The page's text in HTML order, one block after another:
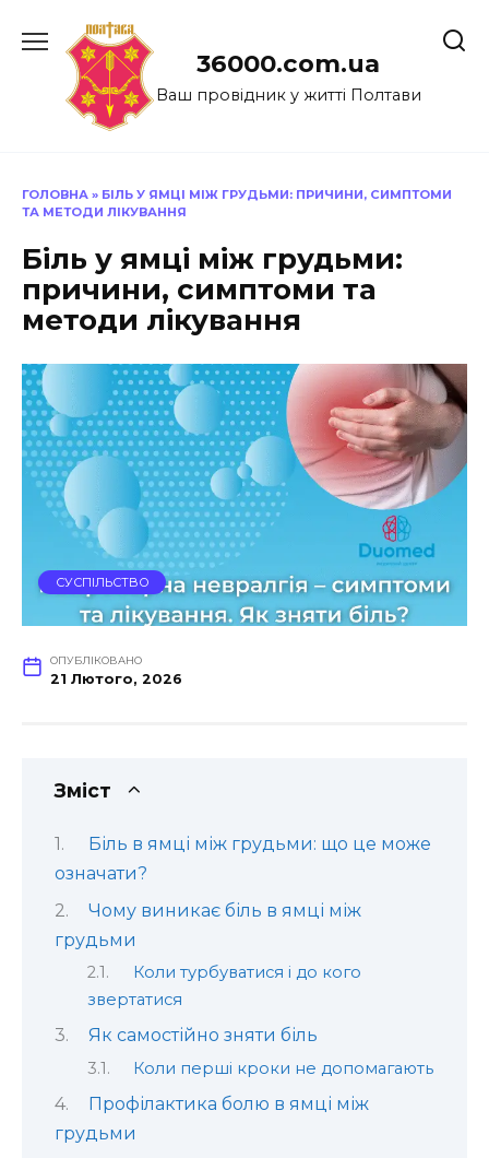
до
36000.com.ua
Ваш провідник у житті Полтави
ГОЛОВНА » БІЛЬ У ЯМЦІ МІЖ ГРУДЬМИ: ПРИЧИНИ, СИМПТОМИ
ТА МЕТОДИ ЛІКУВАННЯ
Біль у ямці між грудьми:
причини, симптоми та
методи лікування
СУСПІЛЬСТВО
ОПУБЛІКОВАНО
21 Лютого, 2026
Зміст
Біль в ямці між грудьми: що це може
означати?
Чому виникає біль в ямці між
грудьми
Коли турбуватися і до кого
звертатися
Як самостійно зняти біль
Коли перші кроки не допомагають
Профілактика болю в ямці між
грудьми